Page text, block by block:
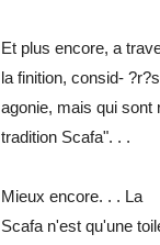
Et plus encore, a
la finition, consid-
agonie, mais qui
tradition Scafa". . .
Mieux encore. . . La
Scafa n'est qu'une